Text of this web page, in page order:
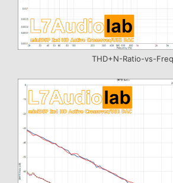
THD+N-Ratio-vs-Freq